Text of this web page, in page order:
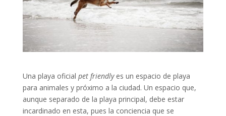
Una playa oficial pet friendlyes un espacio de playa
para animales y próximo a la ciudad. Un espacio que,
aunque separado de la playa principal, debe estar
incardinado en esta, pues la conciencia que se